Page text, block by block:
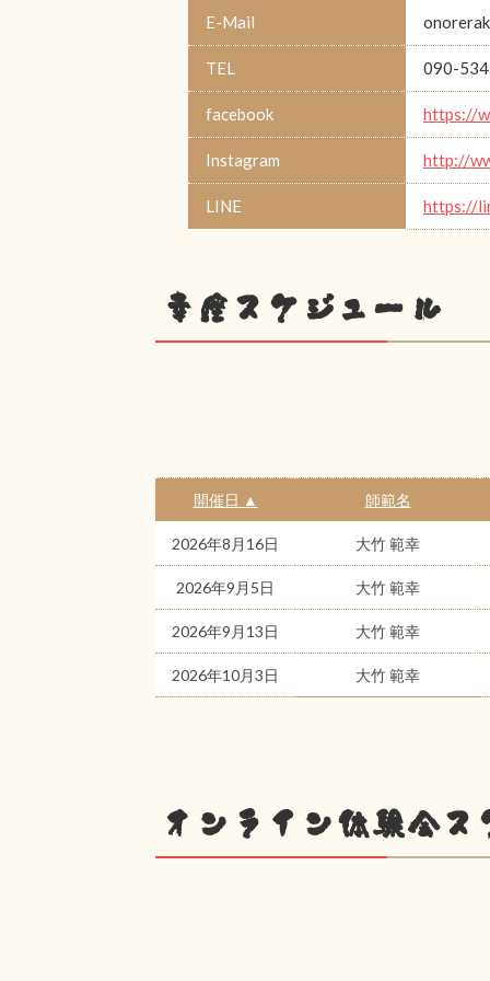
E-Mail
TEL 090-
facebook https://
Instagram http://
LINE https://
幸座スケジュール
開催日 ▲ 師範名
2026年8月16日 大竹 範幸
2026年9月5日 大竹 範幸
2026年9月13日 大竹 範幸
2026年10月3日 大竹 範幸
オンライン体験会ス